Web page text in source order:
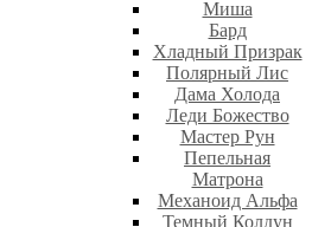
Миша
Бард
Хладный Призрак
Полярный Лис
Дама Холода
Леди Божество
Мастер Рун
Пепельная
Матрона
Механоид Альфа
Темный Колдун